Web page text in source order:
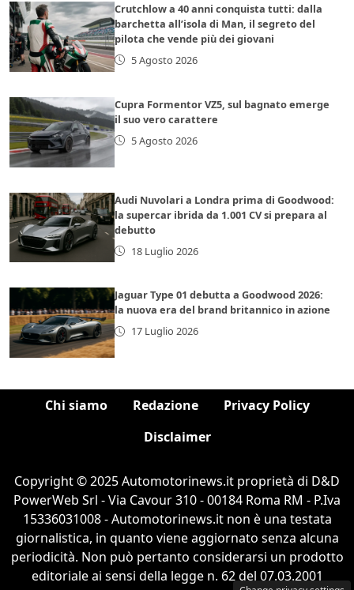
Crutchlow a 40 anni conquista tutti: dalla
barchetta all’isola di Man, il segreto del
pilota che vende più dei giovani
5 Agosto 2026
Cupra Formentor VZ5, sul bagnato emerge
il suo vero carattere
5 Agosto 2026
Audi Nuvolari a Londra prima di Goodwood:
la supercar ibrida da 1.001 CV si prepara al
debutto
18 Luglio 2026
Jaguar Type 01 debutta a Goodwood 2026:
la nuova era del brand britannico in azione
17 Luglio 2026
Chi siamo Redazione
Privacy Policy
Disclaimer
Copyright © 2025 Automotorinews.it proprietà di D&D
PowerWeb Srl - Via Cavour 310 - 00184 Roma RM - P.Iva
15336031008 - Automotorinews.it non è una testata
giornalistica, in quanto viene aggiornato senza alcuna
periodicità. Non può pertanto considerarsi un prodotto
editoriale ai sensi della legge n. 62 del 07.03.2001